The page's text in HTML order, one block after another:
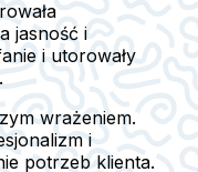
jasność i
i utorowały
wrażeniem.
i
potrzeb klienta.